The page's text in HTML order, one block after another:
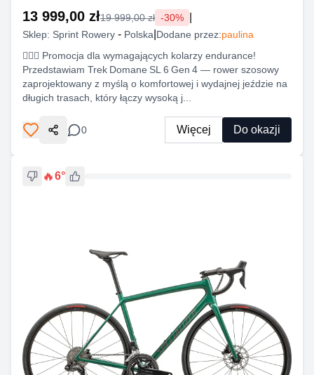
13 999,00 zł19 999,00 zł -30%
Sklep: Sprint Rowery - Polska Dodane przez:paulina
🚴‍♂️✨ Promocja dla wymagających kolarzy endurance!
Przedstawiam Trek Domane SL 6 Gen 4 — rower szosowy
zaprojektowany z myślą o komfortowej i wydajnej jeździe na
długich trasach, który łączy wysoką j...
Udostępnij
0 Więcej Do okazji
🔥6°